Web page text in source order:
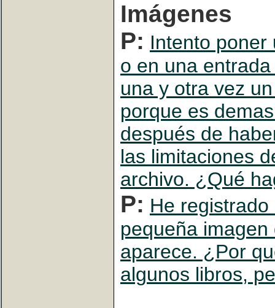
Imágenes
P: Intento poner
o en una
una y otra vez
porque es
después de
las limitaciones
archivo. ¿Qué
P: He
pequeña
aparece. ¿Por
algunos libros,